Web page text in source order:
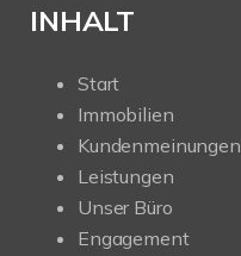
INHALT
Start
Immobilien
Kundenmeinungen
Leistungen
Unser Büro
Engagement